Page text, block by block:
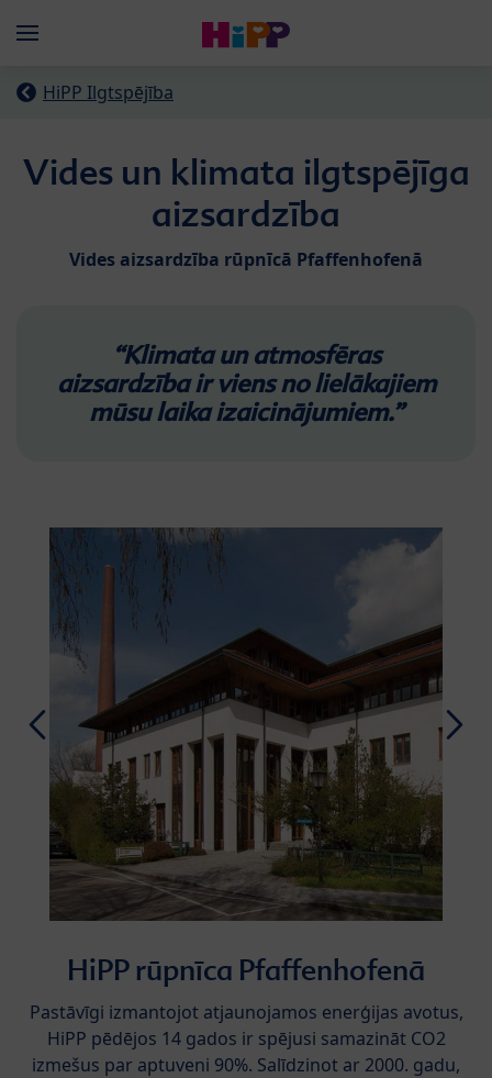
Menü
HiPP Ilgtspējība
Vides un klimata ilgtspējīga
aizsardzība
Vides aizsardzība rūpnīcā Pfaffenhofenā
“Klimata un atmosfēras
aizsardzība ir viens no lielākajiem
mūsu laika izaicinājumiem.”
HiPP rūpnīca Pfaffenhofenā
Pastāvīgi izmantojot atjaunojamos enerģijas avotus,
HiPP pēdējos 14 gados ir spējusi samazināt CO2
izmešus par aptuveni 90%. Salīdzinot ar 2000. gadu,